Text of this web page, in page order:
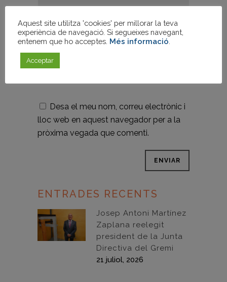
Desa el meu nom, correu electrònic i
lloc web en aquest navegador per a la
pròxima vegada que comenti.
ENTRADES RECENTS
Josep Antoni Martínez
Zaplana reelegit
president de la Junta
Directiva del Gremi
21 juliol, 2026
Aquest site utilitza 'cookies' per millorar la teva
experiència de navegació. Si segueixes navegant,
entenem que ho acceptes. Més informació
Acceptar